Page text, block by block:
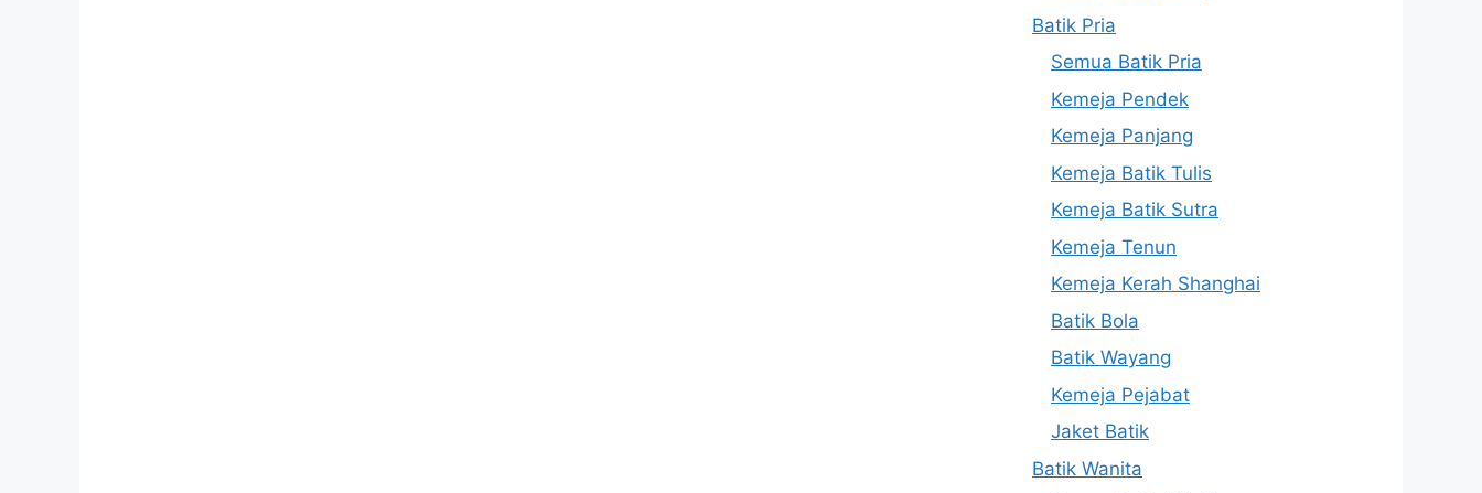
Batik Pria
Semua Batik Pria
Kemeja Pendek
Kemeja Panjang
Kemeja Batik Tulis
Kemeja Batik Sutra
Kemeja Tenun
Kemeja Kerah Shanghai
Batik Bola
Batik Wayang
Kemeja Pejabat
Jaket Batik
Batik Wanita